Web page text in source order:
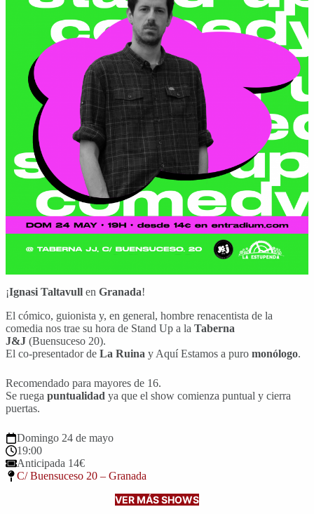
¡Ignasi Taltavull en Granada!
El cómico, guionista y, en general, hombre renacentista de la
comedia nos trae su hora de Stand Up a la Taberna
J&J (Buensuceso 20).
El co-presentador de La Ruina y Aquí Estamos a puro monólogo.
Recomendado para mayores de 16.
Se ruega puntualidad ya que el show comienza puntual y cierra
puertas.
domingo 24 de mayo
19:00
Anticipada 14€
C/ Buensuceso 20 – Granada
VER MÁS SHOWS